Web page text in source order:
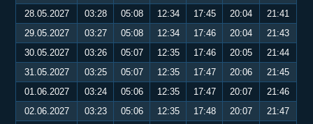
28.05.2027
03:28 05:08 12:34 17:45 20:04
21:41
29.05.2027
03:27 05:08 12:34 17:46 20:04
21:43
30.05.2027
03:26 05:07 12:35 17:46 20:05
21:44
31.05.2027
03:25 05:07 12:35 17:47 20:06
21:45
01.06.2027
03:24 05:06 12:35 17:47 20:07
21:46
02.06.2027
03:23 05:06 12:35 17:48 20:07
21:47